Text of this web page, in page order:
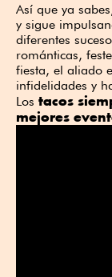
Así que ya
y sigue
diferentes
románticas,
fiesta, el aliado
infidelidades y
Los tacos
mejores